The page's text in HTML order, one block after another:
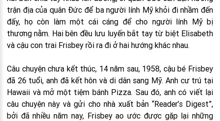
trận địa của quân Đức để ba người lính Mỹ khỏi đi nhầm đến
đấy, họ còn làm một cái cáng để cho người lính Mỹ bị
thương nằm. Hai bên đều lưu luyến bắt tay từ biệt Elisabeth
và cậu con trai Frisbey rồi ra đi ở hai hướng khác nhau.
Câu chuyện chưa kết thúc, 14 năm sau, 1958, cậu bé Frisbey
đã 26 tuổi, anh đã kết hôn và di dân sang Mỹ. Anh cư trú tại
Hawaii và mở một tiệm bánh Pizza. Sau đó, anh có viết lại
câu chuyện này và gửi cho nhà xuất bản “Reader’s Digest”,
bởi đã nhiều năm nay, Frisbey ao ước được gặp lại những